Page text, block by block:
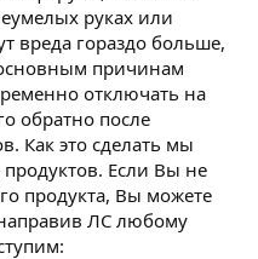
руках или
вреда гораздо больше,
причинам
отключать на
обратно после
Как это сделать мы
Если Вы не
продукта, Вы можете
ЛС любому